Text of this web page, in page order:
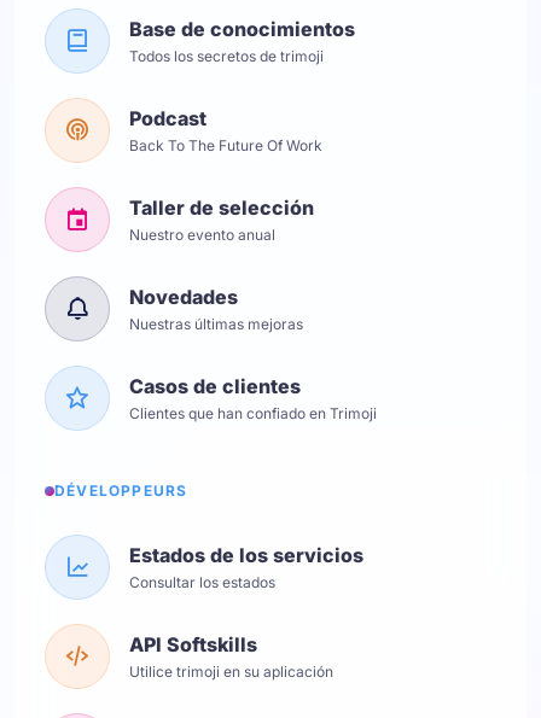
Base de conocimientos
Todos los secretos de trimoji
Podcast
Back To The Future Of Work
Taller de selección
Nuestro evento anual
Novedades
Nuestras últimas mejoras
Casos de clientes
Clientes que han confiado en Trimoji
DÉVELOPPEURS
Estados de los servicios
Consultar los estados
API Softskills
Utilice trimoji en su aplicación